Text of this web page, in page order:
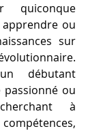
quiconque
ou
sur
débutant
ou
à